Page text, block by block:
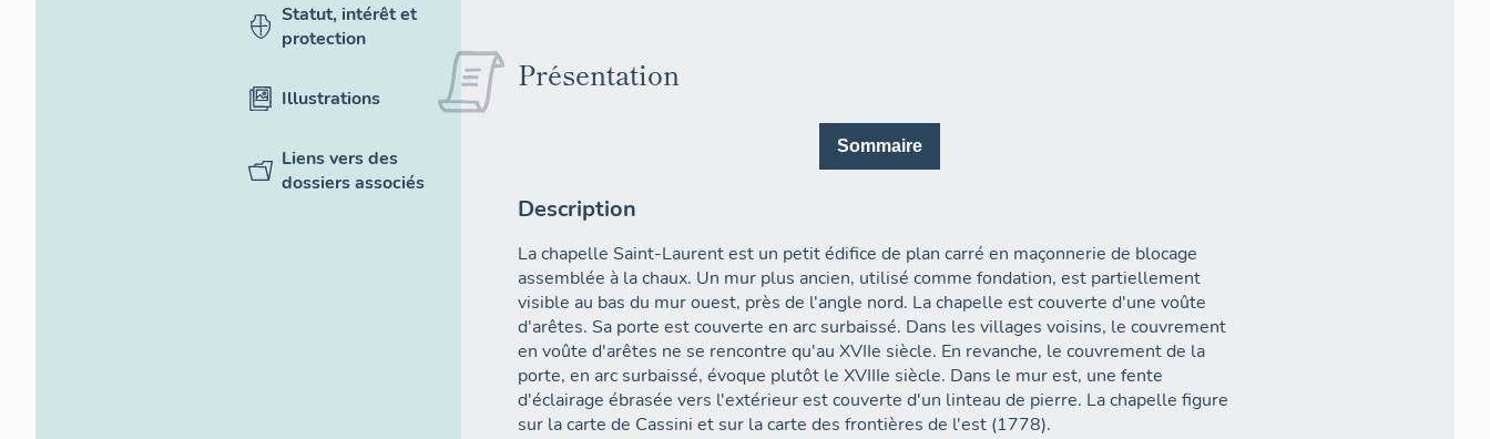
Statut, intérêt et
protection
Illustrations
Liens vers des
dossiers associés
Présentation
Sommaire
Description
La chapelle Saint-Laurent est un petit édifice de plan carré en maçonnerie de blocage
assemblée à la chaux. Un mur plus ancien, utilisé comme fondation, est partiellement
visible au bas du mur ouest, près de l'angle nord. La chapelle est couverte d'une voûte
d'arêtes. Sa porte est couverte en arc surbaissé. Dans les villages voisins, le couvrement
en voûte d'arêtes ne se rencontre qu'au XVIIe siècle. En revanche, le couvrement de la
porte, en arc surbaissé, évoque plutôt le XVIIIe siècle. Dans le mur est, une fente
d'éclairage ébrasée vers l'extérieur est couverte d'un linteau de pierre. La chapelle figure
sur la carte de Cassini et sur la carte des frontières de l'est (1778).